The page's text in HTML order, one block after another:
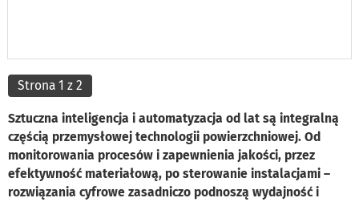
Strona 1 z 2
Sztuczna inteligencja i automatyzacja od lat są integralną
częścią przemysłowej technologii powierzchniowej. Od
monitorowania procesów i zapewnienia jakości, przez
efektywność materiałową, po sterowanie instalacjami –
rozwiązania cyfrowe zasadniczo podnoszą wydajność i